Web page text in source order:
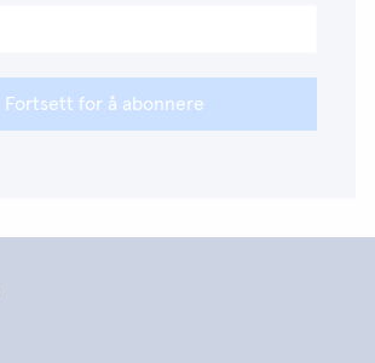
Fortsett for å abonnere